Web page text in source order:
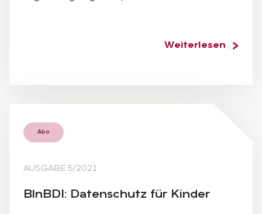
Weiterlesen
Abo
AUSGABE 5/2021
Bln­B­DI: Da­ten­schutz für Kin­der